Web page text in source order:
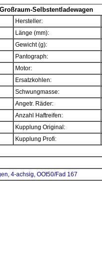
Selbstentladewagen
Hersteller:
Länge (mm):
Gewicht (g):
Pantograph:
Motor:
Ersatzkohlen:
Schwungmasse:
Angetr. Räder:
Anzahl Haftreifen:
Kupplung Original:
Kupplung Profi:
4-achsig, OOt50/Fad 167